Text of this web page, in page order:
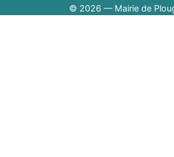
© 2026 — Mairie de